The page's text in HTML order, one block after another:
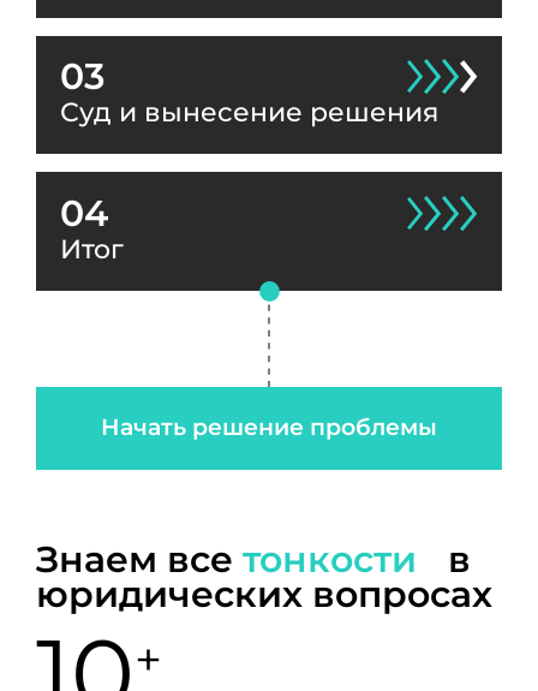
03
Суд и вынесение решения
04
Итог
Начать решение проблемы
Знаем все тонкости в
юридических вопросах
+